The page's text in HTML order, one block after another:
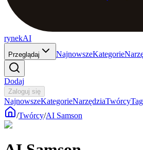
rynekAI
Przeglądaj NajnowszeKategorie
Dodaj
Zaloguj się
NajnowszeKategorieNarzędziaTwórcy
/Twórcy/AI Samson